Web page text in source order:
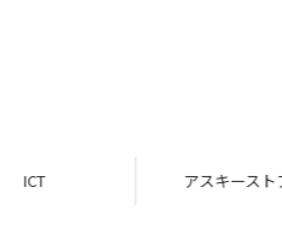
ICT アスキースト